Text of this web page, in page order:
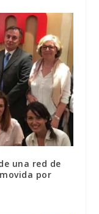
una red de
por